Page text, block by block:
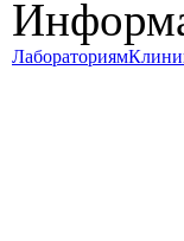
Лабораториям